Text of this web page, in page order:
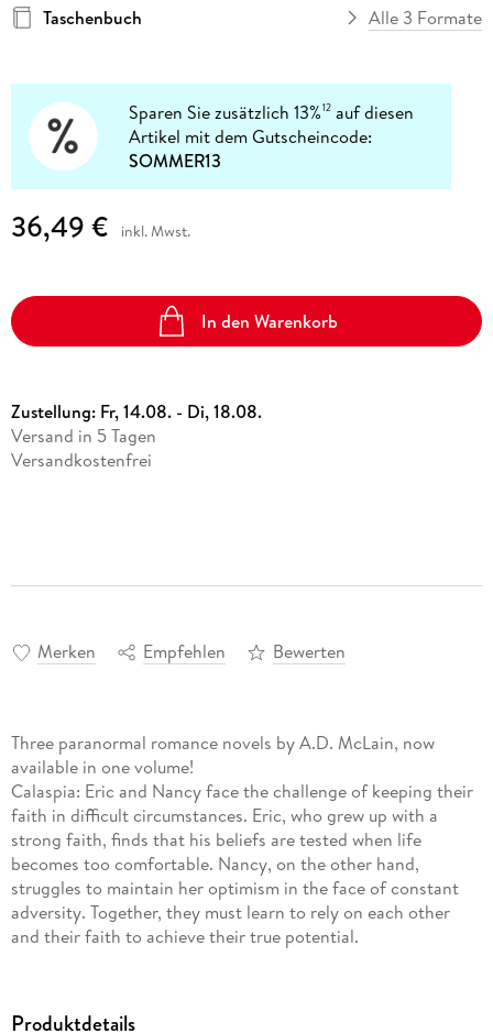
Taschenbuch
Alle 3 Formate
Sparen Sie zusätzlich 13%12 auf diesen
Artikel mit dem Gutscheincode:
SOMMER13
36,49 € inkl. Mwst.
In den Warenkorb
Zustellung: Fr, 14.08. - Di, 18.08.
Versand in 5 Tagen
Versandkostenfrei
Merken Empfehlen Bewerten
Three paranormal romance novels by A.D. McLain, now
available in one volume!
Calaspia: Eric and Nancy face the challenge of keeping their
faith in difficult circumstances. Eric, who grew up with a
strong faith, finds that his beliefs are tested when life
becomes too comfortable. Nancy, on the other hand,
struggles to maintain her optimism in the face of constant
adversity. Together, they must learn to rely on each other
and their faith to achieve their true potential.
Produktdetails